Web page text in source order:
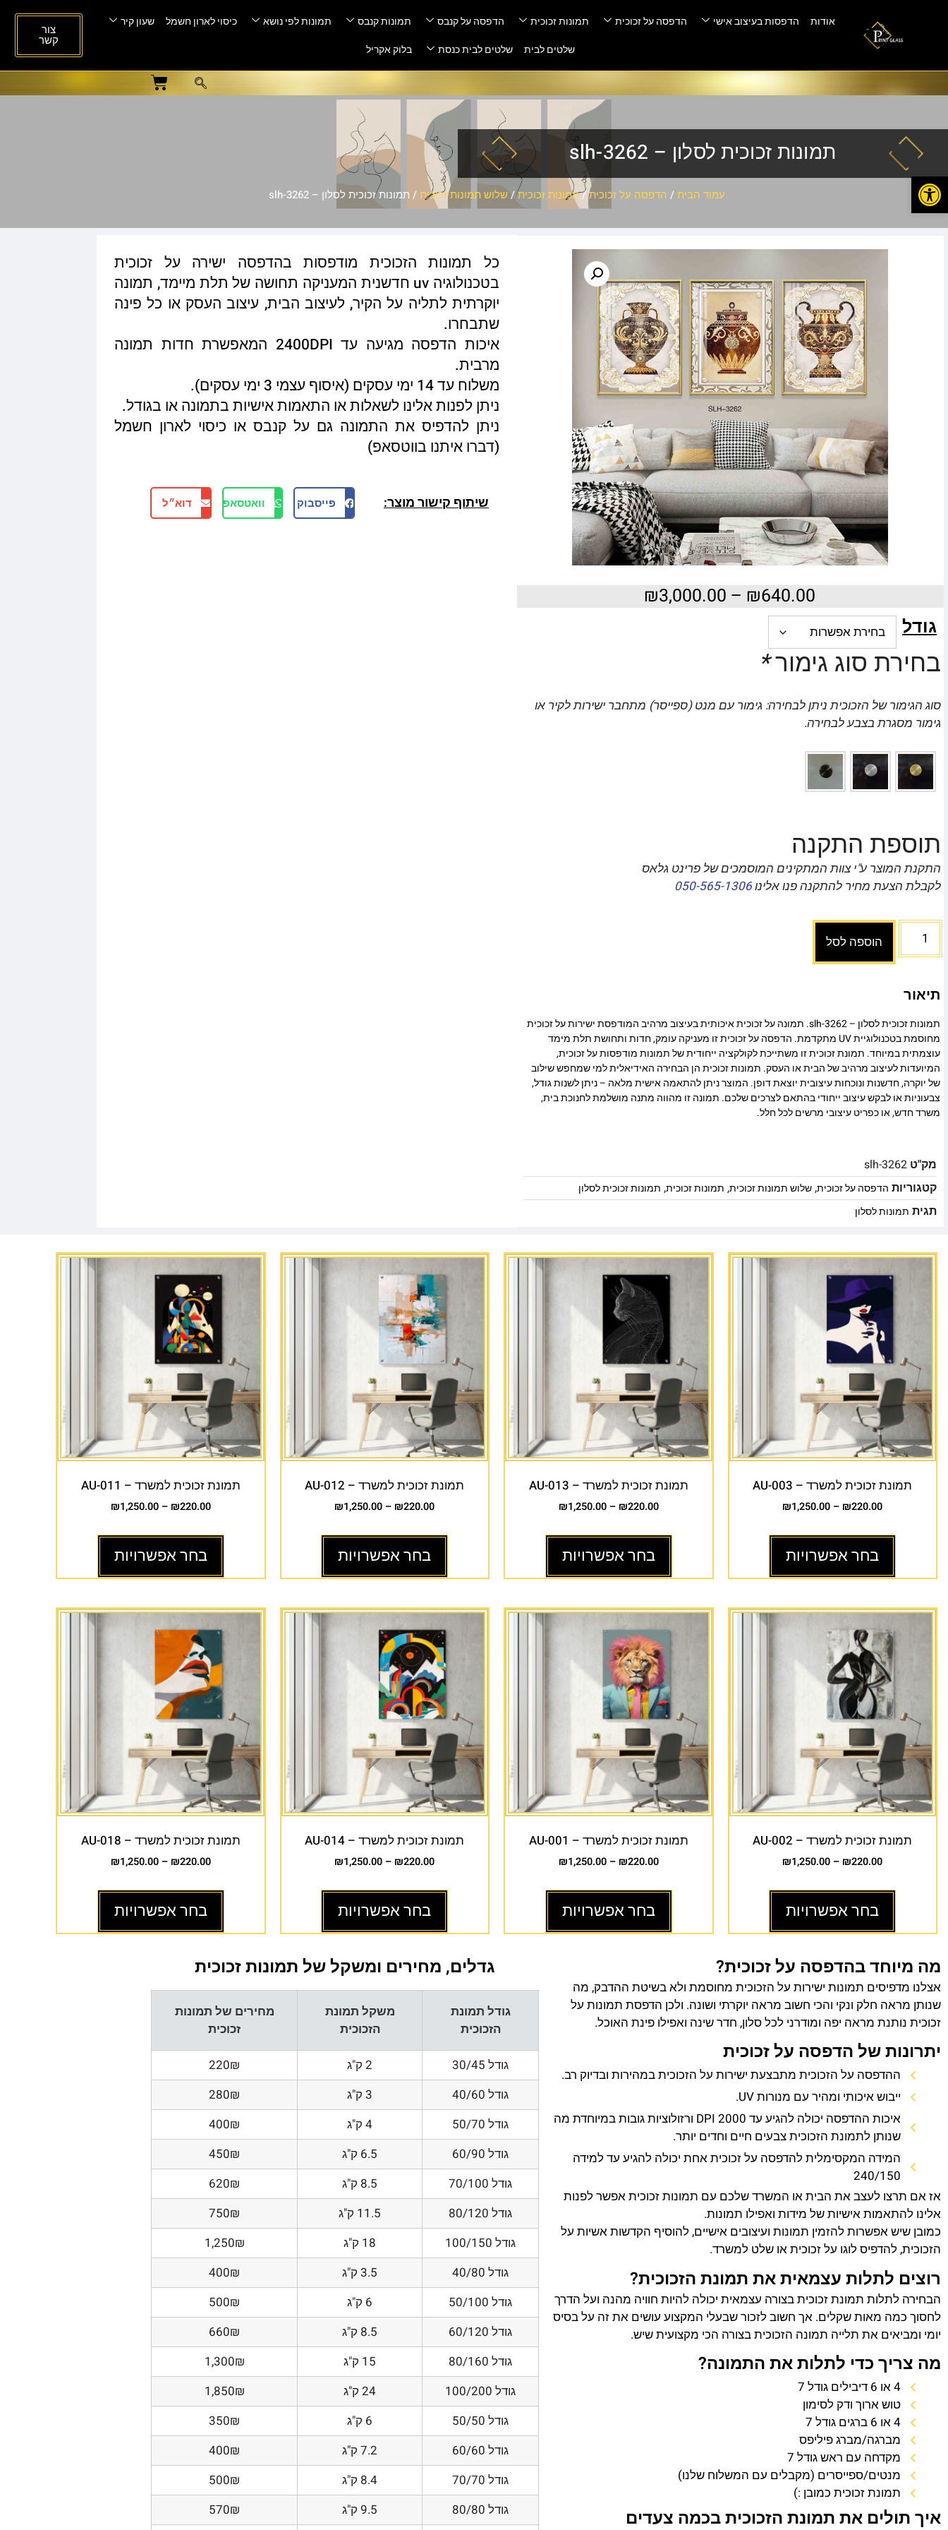
פתח סרגל נגישות
אודות הדפסות בעיצוב אישי הדפסה על זכוכית תמונות זכוכית הדפסה על קנבס תמונות קנבס תמונות לפי נושא כיסוי לארון חשמל
שעון קיר
שלטים לבית
שלטים לבית כנסת בלוק אקריל
צור
קשר
תמונות זכוכית לסלון – slh-3262
עמוד הבית/ הדפסה על זכוכית/תמונות זכוכית/שלוש תמונות זכוכית/ תמונות זכוכית לסלון – slh-3262
₪640.00
–
₪3,000.00
גודל
בחירת סוג גימור*
סוג הגימור של הזכוכית ניתן לבחירה: גימור עם מנט (ספייסר) מתחבר ישירות לקיר או
גימור מסגרת בצבע לבחירה.
תוספת התקנה
התקנת המוצר ע"י צוות המתקינים המוסמכים של פרינט גלאס
לקבלת הצעת מחיר להתקנה פנו אלינו050-565-1306
הוספה לסל
תיאור
תמונות זכוכית לסלון – slh-3262. תמונה על זכוכית איכותית בעיצוב מרהיב המודפסת ישירות על זכוכית
מחוסמת בטכנולוגיית UV מתקדמת. הדפסה על זכוכית זו מעניקה עומק, חדות ותחושת תלת מימד
עוצמתית במיוחד. תמונת זכוכית זו משתייכת לקולקציה ייחודית של תמונות מודפסות על זכוכית,
המיועדות לעיצוב מרהיב של הבית או העסק. תמונות זכוכית הן הבחירה האידיאלית למי שמחפש שילוב
של יוקרה, חדשנות ונוכחות עיצובית יוצאת דופן. המוצר ניתן להתאמה אישית מלאה – ניתן לשנות גודל,
צבעוניות או לבקש עיצוב ייחודי בהתאם לצרכים שלכם. תמונה זו מהווה מתנה מושלמת לחנוכת בית,
משרד חדש, או כפריט עיצובי מרשים לכל חלל.
מק"טslh-3262
קטגוריות הדפסה על זכוכית,שלוש תמונות זכוכית, תמונות זכוכית, תמונות זכוכית לסלון
תגית תמונות לסלון
כל תמונות הזכוכית מודפסות בהדפסה ישירה על זכוכית
בטכנולוגיה uv חדשנית המעניקה תחושה של תלת מיימד, תמונה
יוקרתית לתליה על הקיר, לעיצוב הבית, עיצוב העסק או כל פינה
שתבחרו.
איכות הדפסה מגיעה עד 2400DPI המאפשרת חדות תמונה
מרבית.
משלוח עד 14 ימי עסקים (איסוף עצמי 3 ימי עסקים).
ניתן לפנות אלינו לשאלות או התאמות אישיות בתמונה או בגודל.
ניתן להדפיס את התמונה גם על קנבס או כיסוי לארון חשמל
(דברו איתנו בווטסאפ)
שיתוף קישור מוצר: פייסבוק וואטסאפ דוא״ל
תמונת זכוכית למשרד – AU-003
₪220.00
–
₪1,250.00
בחר אפשרויות
תמונת זכוכית למשרד – AU-013
₪220.00
–
₪1,250.00
בחר אפשרויות
תמונת זכוכית למשרד – AU-012
₪220.00
–
₪1,250.00
בחר אפשרויות
תמונת זכוכית למשרד – AU-011
₪220.00
–
₪1,250.00
בחר אפשרויות
תמונת זכוכית למשרד – AU-002
₪220.00
–
₪1,250.00
בחר אפשרויות
תמונת זכוכית למשרד – AU-001
₪220.00
–
₪1,250.00
בחר אפשרויות
תמונת זכוכית למשרד – AU-014
₪220.00
–
₪1,250.00
בחר אפשרויות
תמונת זכוכית למשרד – AU-018
₪220.00
–
₪1,250.00
בחר אפשרויות
מה מיוחד בהדפסה על זכוכית?
אצלנו מדפיסים תמונות ישירות על הזכוכית מחוסמת ולא בשיטת ההדבק, מה
שנותן מראה חלק ונקי והכי חשוב מראה יוקרתי ושונה. ולכן הדפסת תמונות על
זכוכית נותנת מראה יפה ומודרני לכל סלון, חדר שינה ואפילו פינת האוכל.
יתרונות של הדפסה על זכוכית
ההדפסה על הזכוכית מתבצעת ישירות על הזכוכית במהירות ובדיוק רב.
ייבוש איכותי ומהיר עם מנורות UV.
איכות ההדפסה יכולה להגיע עד 2000 DPI ורזולוציות גובות במיוחדת מה
שנותן לתמונת הזכוכית צבעים חיים וחדים יותר.
המידה המקסימלית להדפסה על זכוכית אחת יכולה להגיע עד למידה
240/150
אז אם תרצו לעצב את הבית או המשרד שלכם עם תמונות זכוכית אפשר לפנות
אלינו להתאמות אישיות של מידות ואפילו תמונות.
כמובן שיש אפשרות להזמין תמונות ועיצובים אישיים, להוסיף הקדשות אשיות על
הזכוכית, להדפיס לוגו על זכוכית או שלט למשרד.
רוצים לתלות עצמאית את תמונת הזכוכית?
הבחירה לתלות תמונת זכוכית בצורה עצמאית יכולה להיות חוויה מהנה ועל הדרך
לחסוך כמה מאות שקלים. אך חשוב לזכור שבעלי המקצוע עושים את זה על בסיס
יומי ומביאים את תלייה תמונה הזכוכית בצורה הכי מקצועית שיש.
מה צריך כדי לתלות את התמונה?
4 או 6 דיבילים גודל 7
טוש ארוך ודק לסימון
4 או 6 ברגים גודל 7
מברגה/מברג פיליפס
מקדחה עם ראש גודל 7
מנטים/ספייסרים (מקבלים עם המשלוח שלנו)
תמונת זכוכית כמובן :)
איך תולים את תמונת הזכוכית בכמה צעדים
גדלים, מחירים ומשקל של תמונות זכוכית
גודל תמונת
הזכוכית
משקל תמונת
הזכוכית
מחירים של תמונות
זכוכית
גודל 30/45 2 ק"ג
220₪
גודל 40/60
3 ק"ג
280₪
גודל 50/70
4 ק"ג
400₪
גודל 60/90
6.5 ק"ג
450₪
גודל 70/100
8.5 ק"ג
620₪
גודל 80/120
11.5 ק"ג
750₪
גודל 100/150
18 ק"ג
1,250₪
גודל 40/80
3.5 ק"ג
400₪
גודל 50/100
6 ק"ג
500₪
גודל 60/120
8.5 ק"ג
660₪
גודל 80/160
15 ק"ג
1,300₪
גודל 100/200
24 ק"ג
1,850₪
גודל 50/50
6 ק"ג
350₪
גודל 60/60
7.2 ק"ג
400₪
גודל 70/70
8.4 ק"ג
500₪
גודל 80/80
9.5 ק"ג 570₪